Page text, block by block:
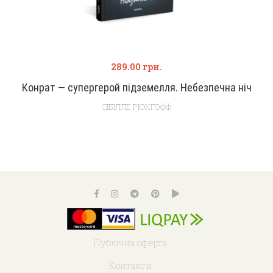
Конрат — супергерой підземелля. Небезпечна ніч
289.00 грн.
СІБІЛЛЕ РЮКГОФФ
Публічна оферта
Контакти